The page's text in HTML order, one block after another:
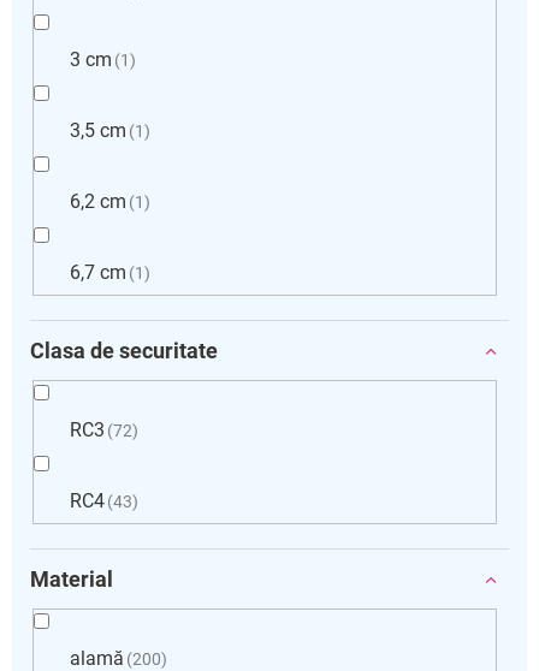
3 cm 1
3,5 cm 1
6,2 cm 1
6,7 cm 1
Clasa de securitate
RC3 72
RC4 43
Material
alamă 200